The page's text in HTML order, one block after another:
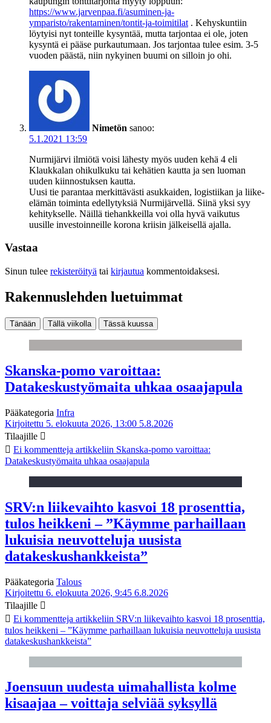
https://www.jarvenpaa.fi/asuminen-ja-
ymparisto/rakentaminen/tontit-ja-toimitilat . Kehyskuntiin
löytyisi nyt tonteille kysyntää, mutta tarjontaa ei ole, joten
kysyntä ei pääse purkautumaan. Jos tarjontaa tulee esim. 3-5
vuoden päästä, niin nykyinen buumi on silloin jo ohi.
Nimetön sanoo:
5.1.2021 13:59
Nurmijärvi ilmiötä voisi lähesty myös uuden kehä 4 eli
Klaukkalan ohikulkuku tai kehätien kautta ja sen luoman
uuden kiinnostuksen kautta.
Uusi tie parantaa merkittävästi asukkaiden, logistiikan ja liike-
elämän toiminta edellytyksiä Nurmijärvellä. Siinä yksi syy
kehitykselle. Näillä tiehankkeilla voi olla hyvä vaikutus
uusille investoinneille korona kriisin jälkeisellä ajalla.
Vastaa
Sinun tulee rekisteröityä tai kirjautua kommentoidaksesi.
Rakennuslehden luetuimmat
Tänään Tällä viikolla Tässä kuussa
Skanska-pomo varoittaa:
Datakeskustyömaita uhkaa osaajapula
Pääkategoria Infra
Kirjoitettu 5. elokuuta 2026, 13:00 5.8.2026
Tilaajille
Ei kommentteja artikkeliin Skanska-pomo varoittaa:
Datakeskustyömaita uhkaa osaajapula
SRV:n liikevaihto kasvoi 18 prosenttia,
tulos heikkeni – ”Käymme parhaillaan
lukuisia neuvotteluja uusista
datakeskushankkeista”
Pääkategoria Talous
Kirjoitettu 6. elokuuta 2026, 9:45 6.8.2026
Tilaajille
Ei kommentteja artikkeliin SRV:n liikevaihto kasvoi 18 prosenttia,
tulos heikkeni – ”Käymme parhaillaan lukuisia neuvotteluja uusista
datakeskushankkeista”
Joensuun uudesta uimahallista kolme
kisaajaa – voittaja selviää syksyllä